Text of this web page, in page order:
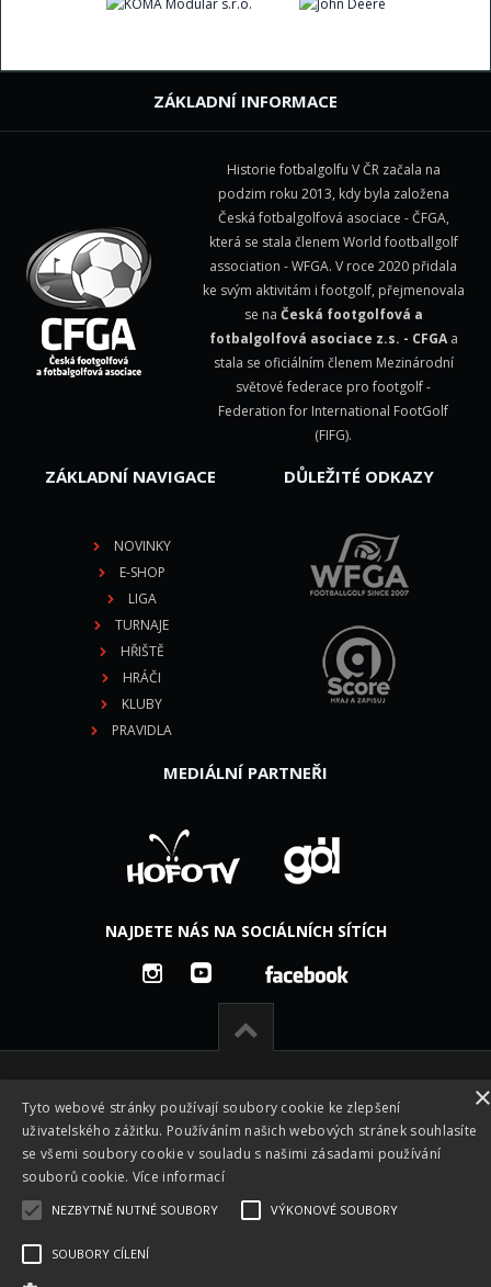
ZÁKLADNÍ INFORMACE
Historie fotbalgolfu V ČR začala na
podzim roku 2013, kdy byla založena
Česká fotbalgolfová asociace - ČFGA,
která se stala členem World footballgolf
association - WFGA. V roce 2020 přidala
ke svým aktivitám i footgolf, přejmenovala
se na Česká footgolfová a
fotbalgolfová asociace z.s. - CFGAa
stala se oficiálním členem Mezinárodní
světové federace pro footgolf -
Federation for International FootGolf
(FIFG).
ZÁKLADNÍ NAVIGACE
NOVINKY
E-SHOP
LIGA
TURNAJE
HŘIŠTĚ
HRÁČI
KLUBY
PRAVIDLA
DŮLEŽITÉ ODKAZY
MEDIÁLNÍ PARTNEŘI
NAJDETE NÁS NA SOCIÁLNÍCH SÍTÍCH
Všechna práva vyhrazena © 2026 -
×
Tyto webové stránky používají soubory cookie ke zlepšení
uživatelského zážitku. Používáním našich webových stránek souhlasíte
se všemi soubory cookie v souladu s našimi zásadami používání
souborů cookie. Více informací
NEZBYTNĚ NUTNÉ SOUBORY VÝKONOVÉ SOUBORY
SOUBORY CÍLENÍ